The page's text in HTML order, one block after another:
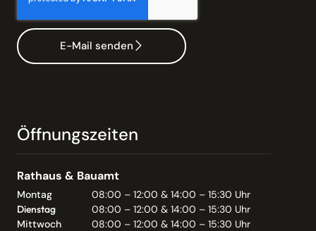
E-Mail senden
Öffnungszeiten
Rathaus & Bauamt
Montag
08:00 – 12:00 & 14:00 – 15:30 Uhr
Dienstag
08:00 – 12:00 & 14:00 – 15:30 Uhr
Mittwoch
08:00 – 12:00 & 14:00 – 15:30 Uhr